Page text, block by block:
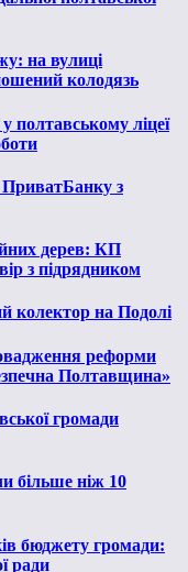
на вулиці
колодязь
полтавському ліцеї
ПриватБанку з
дерев: КП
з підрядником
колектор на Подолі
реформи
Полтавщина»
громади
більше ніж 10
бюджету громади:
ради